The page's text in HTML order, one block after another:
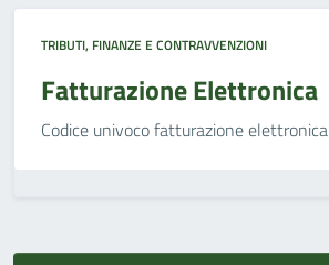
TRIBUTI, FINANZE E CONTRAVVENZIONI
Fatturazione Elettronica
Codice univoco fatturazione elettronica